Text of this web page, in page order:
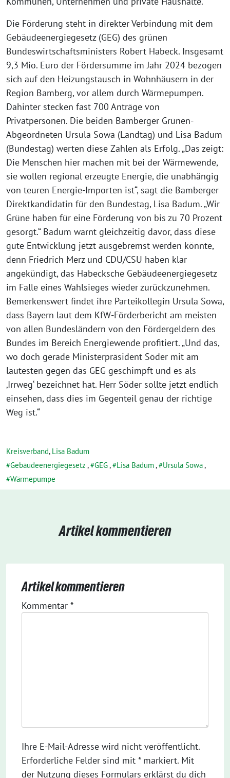
Die Förderung steht in direkter Verbindung mit dem
Gebäudeenergiegesetz (GEG) des grünen
Bundeswirtschaftsministers Robert Habeck. Insgesamt
9,3 Mio. Euro der Fördersumme im Jahr 2024 bezogen
sich auf den Heizungstausch in Wohnhäusern in der
Region Bamberg, vor allem durch Wärmepumpen.
Dahinter stecken fast 700 Anträge von
Privatpersonen. Die beiden Bamberger Grünen-
Abgeordneten Ursula Sowa (Landtag) und Lisa Badum
(Bundestag) werten diese Zahlen als Erfolg. „Das zeigt:
Die Menschen hier machen mit bei der Wärmewende,
sie wollen regional erzeugte Energie, die unabhängig
von teuren Energie-Importen ist“, sagt die Bamberger
Direktkandidatin für den Bundestag, Lisa Badum. „Wir
Grüne haben für eine Förderung von bis zu 70 Prozent
gesorgt.“ Badum warnt gleichzeitig davor, dass diese
gute Entwicklung jetzt ausgebremst werden könnte,
denn Friedrich Merz und CDU/CSU haben klar
angekündigt, das Habecksche Gebäudeenergiegesetz
im Falle eines Wahlsieges wieder zurückzunehmen.
Bemerkenswert findet ihre Parteikollegin Ursula Sowa,
dass Bayern laut dem KfW-Förderbericht am meisten
von allen Bundesländern von den Fördergeldern des
Bundes im Bereich Energiewende profitiert. „Und das,
wo doch gerade Ministerpräsident Söder mit am
lautesten gegen das GEG geschimpft und es als
‚Irrweg‘ bezeichnet hat. Herr Söder sollte jetzt endlich
einsehen, dass dies im Gegenteil genau der richtige
Weg ist.“
Kreisverband, Lisa Badum
Gebäudeenergiegesetz , GEG, Lisa Badum, Ursula Sowa,
Wärmepumpe
Artikel kommentieren
Artikel kommentieren
Kommentar *
Ihre E-Mail-Adresse wird nicht veröffentlicht.
Erforderliche Felder sind mit * markiert. Mit
der Nutzung dieses Formulars erklärst du dich